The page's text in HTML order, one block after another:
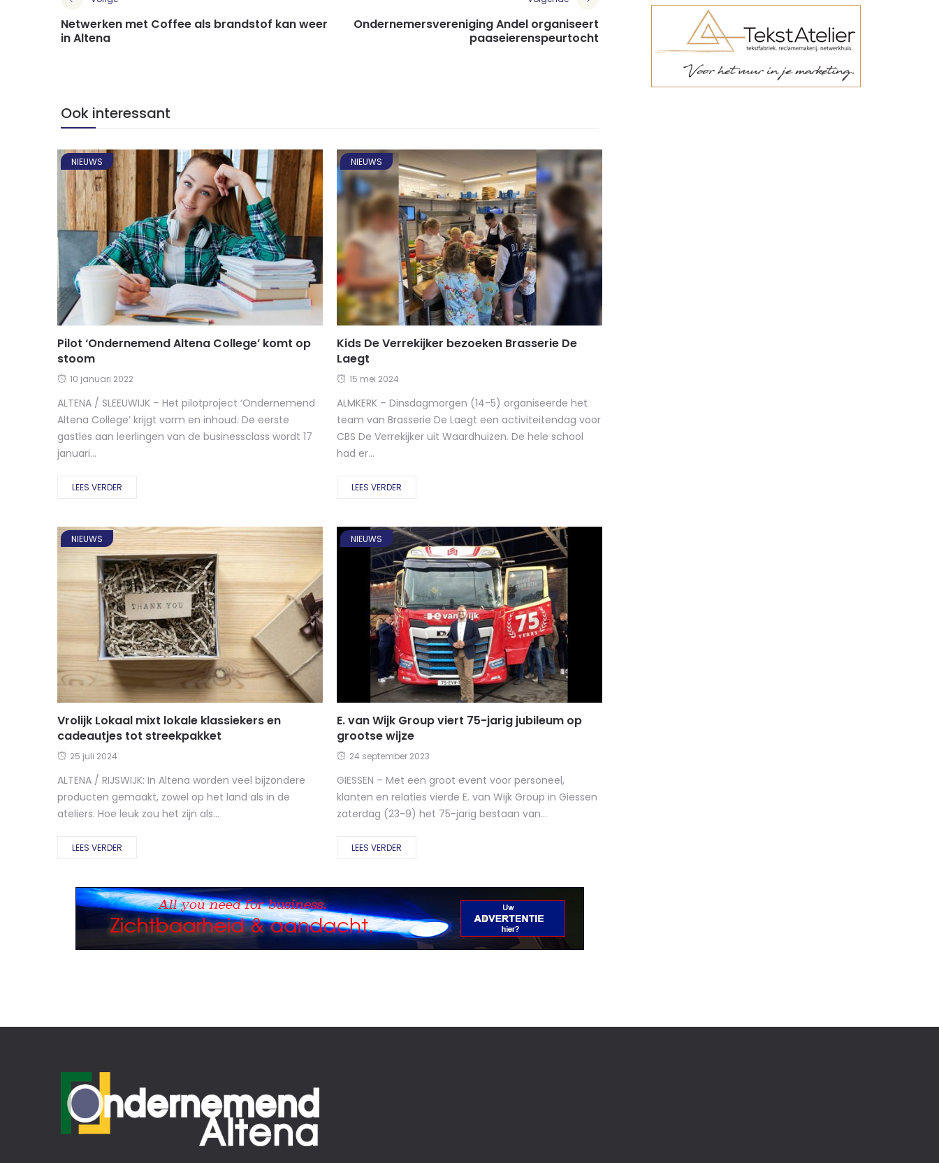
Netwerken met Coffee als brandstof kan weer
in Altena
Ondernemersvereniging Andel organiseert
paaseierenspeurtocht
Ook interessant
NIEUWS
Pilot ‘Ondernemend Altena College’ komt op
stoom
10 januari 2022
ALTENA / SLEEUWIJK – Het pilotproject ‘Ondernemend
Altena College’ krijgt vorm en inhoud. De eerste
gastles aan leerlingen van de businessclass wordt 17
januari...
LEES VERDER
NIEUWS
Kids De Verrekijker bezoeken Brasserie De
Laegt
15 mei 2024
ALMKERK – Dinsdagmorgen (14-5) organiseerde het
team van Brasserie De Laegt een activiteitendag voor
CBS De Verrekijker uit Waardhuizen. De hele school
had er...
LEES VERDER
NIEUWS
Vrolijk Lokaal mixt lokale klassiekers en
cadeautjes tot streekpakket
25 juli 2024
ALTENA / RIJSWIJK: In Altena worden veel bijzondere
producten gemaakt, zowel op het land als in de
ateliers. Hoe leuk zou het zijn als...
LEES VERDER
NIEUWS
E. van Wijk Group viert 75-jarig jubileum op
grootse wijze
24 september 2023
GIESSEN – Met een groot event voor personeel,
klanten en relaties vierde E. van Wijk Group in Giessen
zaterdag (23-9) het 75-jarig bestaan van...
LEES VERDER